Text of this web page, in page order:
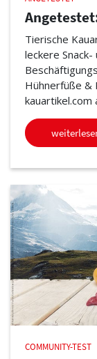
Tierische
leckere
Hühnerfüße &
kauartikel.com
COMMUNITY-TEST